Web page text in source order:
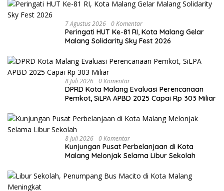
7 Agustus 2026 0 Komentar
Peringati HUT Ke-81 RI, Kota Malang Gelar
Malang Solidarity Sky Fest 2026
8 Juli 2026 0 Komentar
DPRD Kota Malang Evaluasi Perencanaan
Pemkot, SiLPA APBD 2025 Capai Rp 303 Miliar
8 Juli 2026 0 Komentar
Kunjungan Pusat Perbelanjaan di Kota
Malang Melonjak Selama Libur Sekolah